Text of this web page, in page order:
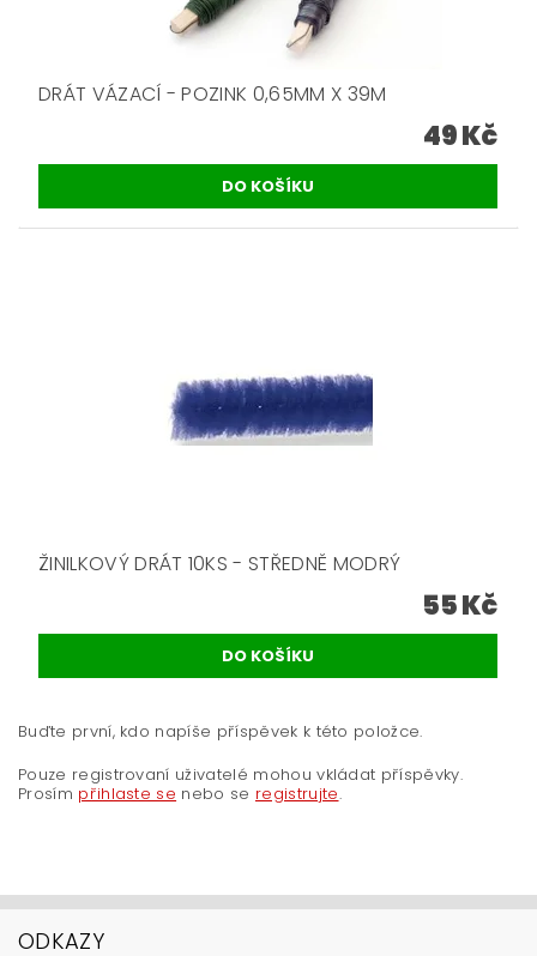
DRÁT VÁZACÍ - POZINK 0,65MM X 39M
49 Kč
ŽINILKOVÝ DRÁT 10KS - STŘEDNĚ MODRÝ
55 Kč
Buďte první, kdo napíše příspěvek k této položce.
Pouze registrovaní uživatelé mohou vkládat příspěvky.
Prosím přihlaste se nebo se registrujte.
ODKAZY